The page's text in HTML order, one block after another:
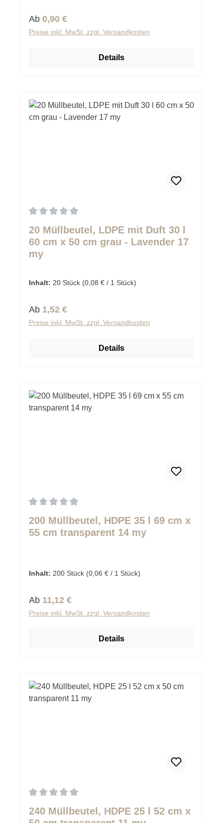
Regulärer Preis:
Ab 0,90 €
Preise inkl. MwSt. zzgl. Versandkosten
Details
20 Müllbeutel, LDPE mit Duft 30 l
60 cm x 50 cm grau - Lavender 17
my
Inhalt: 20 Stück (0,08 € / 1 Stück)
Regulärer Preis:
Ab 1,52 €
Preise inkl. MwSt. zzgl. Versandkosten
Details
200 Müllbeutel, HDPE 35 l 69 cm x
55 cm transparent 14 my
Inhalt: 200 Stück (0,06 € / 1 Stück)
Regulärer Preis:
Ab 11,12 €
Preise inkl. MwSt. zzgl. Versandkosten
Details
240 Müllbeutel, HDPE 25 l 52 cm x